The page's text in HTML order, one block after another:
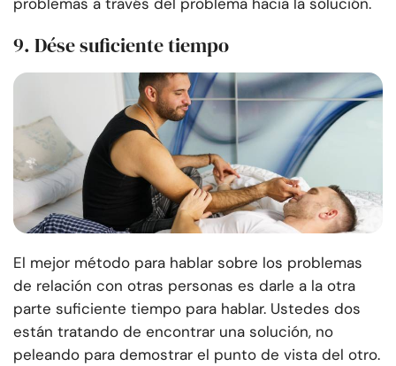
9. Dése suficiente tiempo
El mejor método para hablar sobre los problemas
de relación con otras personas es darle a la otra
parte suficiente tiempo para hablar. Ustedes dos
están tratando de encontrar una solución, no
peleando para demostrar el punto de vista del otro.